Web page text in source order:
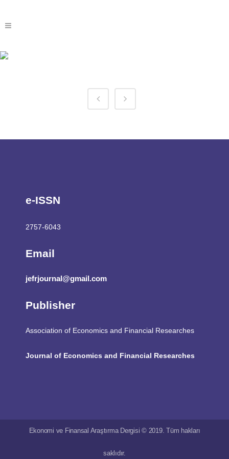
e-ISSN
2757-6043
Email
jefrjournal@gmail.com
Publisher
Association of Economics and Financial Researches
Journal of Economics and Financial Researches
Ekonomi ve Finansal Araştırma Dergisi © 2019. Tüm hakları
saklıdır.